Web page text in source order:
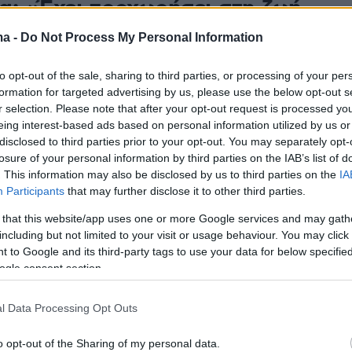
- Do Not Process My Personal Information
opt-out of the sale, sharing to third parties, or processing of your
for targeted advertising by us, please use the below opt-out
selection. Please note that after your opt-out request is processed
interest-based ads based on personal information utilized by us
to third parties prior to your opt-out. You may separately
of your personal information by third parties on the IAB’s list of
This information may also be disclosed by us to third parties on the
Participants that may further disclose it to other third parties.
that this website/app uses one or more Google services and may
but not limited to your visit or usage behaviour. You may
to Google and its third-party tags to use your data for below
consent section.
Data Processing Opt Outs
opt-out of the Sharing of my personal data.
«Έχει προχωρήσει στη ζωή
με χρειάζεται πια»
«Όταν είδα τις φωτογραφίες, στην αρχή νόμιζα
αστείο. Ήταν σαν να σταμάτησε ο
ένα σοκ»
ο Στράτος Τζώρτζογλου
Σοφία Μαριόλα: Το βίντεο που
ήταν μαχαιριά στην
δει στον τηλεοπτικό αέρα φωτογραφίες της